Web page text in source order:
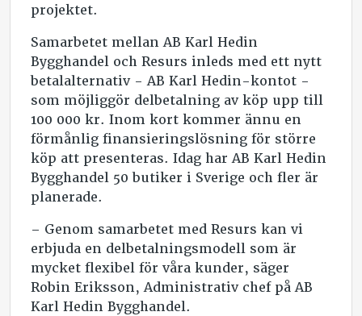
projektet.
Samarbetet mellan AB Karl Hedin
Bygghandel och Resurs inleds med ett nytt
betalalternativ - AB Karl Hedin-kontot -
som möjliggör delbetalning av köp upp till
100 000 kr. Inom kort kommer ännu en
förmånlig finansieringslösning för större
köp att presenteras. Idag har AB Karl Hedin
Bygghandel 50 butiker i Sverige och fler är
planerade.
– Genom samarbetet med Resurs kan vi
erbjuda en delbetalningsmodell som är
mycket flexibel för våra kunder, säger
Robin Eriksson, Administrativ chef på AB
Karl Hedin Bygghandel.